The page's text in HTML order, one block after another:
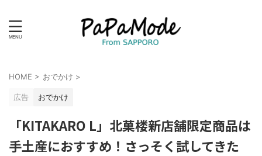
HOME > おでかけ >
広告 おでかけ
「KITAKARO L」北菓楼新店舗限定商品は
手土産におすすめ！さっそく試してきた